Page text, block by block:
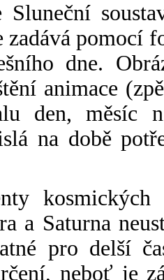
Sluneční
zadává pomocí
dne.
animace
den, měsíc
na době
a Saturna
pro delší
neboť je